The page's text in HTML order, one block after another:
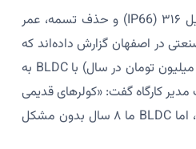
کولرهای BLDC با بدنه استیل ۳۱۶ (IP66) و حذف تسمه، عمر
صنعتی در اصفهان گزارش داده‌اند که
هزینه‌های تعویض کولر (۱-۳ میلیون تومان در سال) با BLDC به
کارگاه گفت: «کولرهای قدیمی
هر ۵-۶ سال خراب می‌شدند، اما BLDC ما ۸ سال بدون مشکل